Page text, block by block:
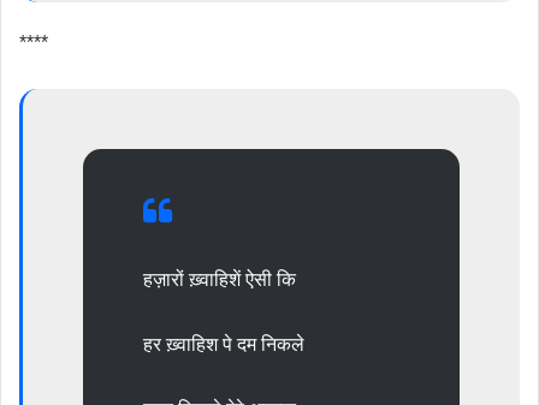
****
हज़ारों ख़्वाहिशें ऐसी कि
हर ख़्वाहिश पे दम निकले